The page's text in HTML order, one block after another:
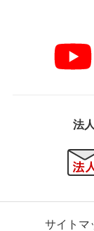
法
サイトマ